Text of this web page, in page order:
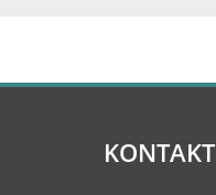
KONTAKT